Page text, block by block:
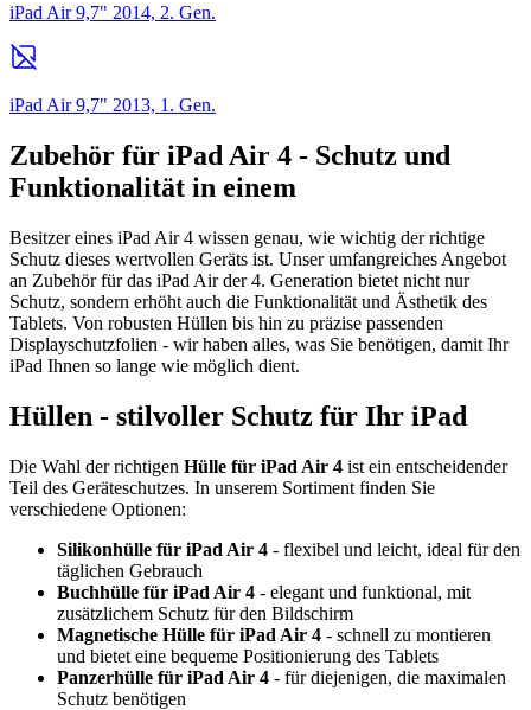
iPad Air 9,7" 2014, 2. Gen.
iPad Air 9,7" 2013, 1. Gen.
Zubehör für iPad Air 4 - Schutz und
Funktionalität in einem
Besitzer eines iPad Air 4 wissen genau, wie wichtig der richtige
Schutz dieses wertvollen Geräts ist. Unser umfangreiches Angebot
an Zubehör für das iPad Air der 4. Generation bietet nicht nur
Schutz, sondern erhöht auch die Funktionalität und Ästhetik des
Tablets. Von robusten Hüllen bis hin zu präzise passenden
Displayschutzfolien - wir haben alles, was Sie benötigen, damit Ihr
iPad Ihnen so lange wie möglich dient.
Hüllen - stilvoller Schutz für Ihr iPad
Die Wahl der richtigen Hülle für iPad Air 4 ist ein entscheidender
Teil des Geräteschutzes. In unserem Sortiment finden Sie
verschiedene Optionen:
Silikonhülle für iPad Air 4 - flexibel und leicht, ideal für den
täglichen Gebrauch
Buchhülle für iPad Air 4 - elegant und funktional, mit
zusätzlichem Schutz für den Bildschirm
Magnetische Hülle für iPad Air 4 - schnell zu montieren
und bietet eine bequeme Positionierung des Tablets
Panzerhülle für iPad Air 4 - für diejenigen, die maximalen
Schutz benötigen